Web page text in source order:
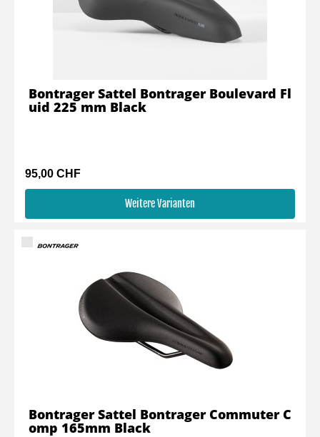
95,00 CHF
Weitere Varianten
Bontrager Sattel Bontrager Boulevard Fl
uid 225 mm Black
Bontrager Sattel Bontrager Commuter C
omp 165mm Black